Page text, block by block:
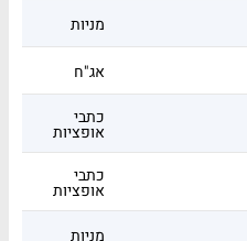
מניות
אג"ח
כתבי
אופציות
כתבי
אופציות
מניות